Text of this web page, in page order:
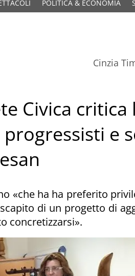
POLITICA & ECONOMIA
Cinzia
Civica critica
e
«che ha ha preferito
di un progetto di
concretizzarsi».